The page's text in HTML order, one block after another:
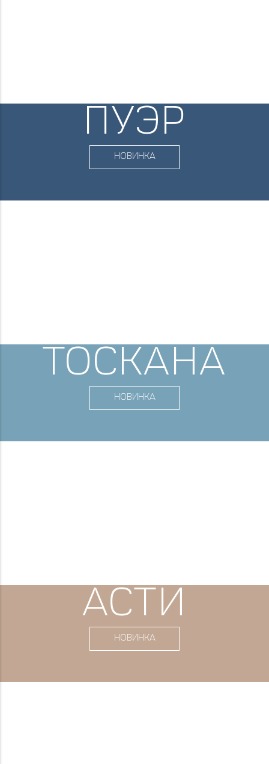
ПУЭР
НОВИНКА
ТОСКАНА
НОВИНКА
АСТИ
НОВИНКА